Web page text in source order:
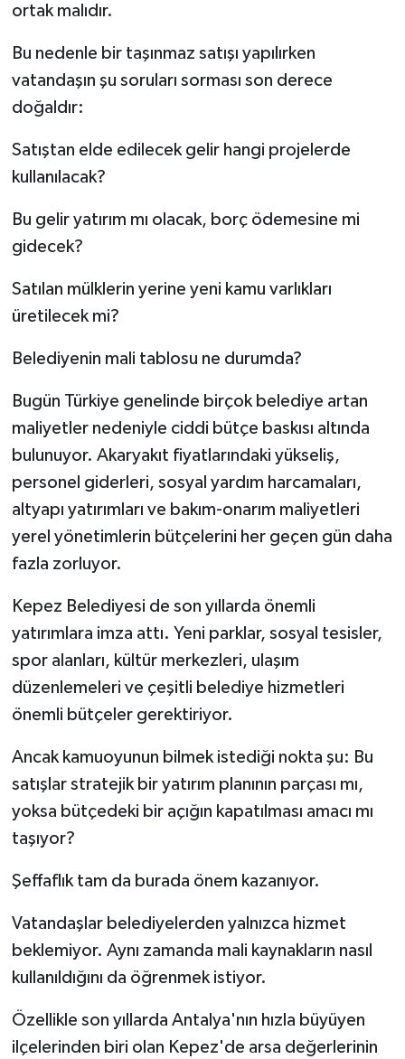
ortak malıdır.
Bu nedenle bir taşınmaz satışı yapılırken
vatandaşın şu soruları sorması son derece
doğaldır:
Satıştan elde edilecek gelir hangi projelerde
kullanılacak?
Bu gelir yatırım mı olacak, borç ödemesine mi
gidecek?
Satılan mülklerin yerine yeni kamu varlıkları
üretilecek mi?
Belediyenin mali tablosu ne durumda?
Bugün Türkiye genelinde birçok belediye artan
maliyetler nedeniyle ciddi bütçe baskısı altında
bulunuyor. Akaryakıt fiyatlarındaki yükseliş,
personel giderleri, sosyal yardım harcamaları,
altyapı yatırımları ve bakım-onarım maliyetleri
yerel yönetimlerin bütçelerini her geçen gün daha
fazla zorluyor.
Kepez Belediyesi de son yıllarda önemli
yatırımlara imza attı. Yeni parklar, sosyal tesisler,
spor alanları, kültür merkezleri, ulaşım
düzenlemeleri ve çeşitli belediye hizmetleri
önemli bütçeler gerektiriyor.
Ancak kamuoyunun bilmek istediği nokta şu: Bu
satışlar stratejik bir yatırım planının parçası mı,
yoksa bütçedeki bir açığın kapatılması amacı mı
taşıyor?
Şeffaflık tam da burada önem kazanıyor.
Vatandaşlar belediyelerden yalnızca hizmet
beklemiyor. Aynı zamanda mali kaynakların nasıl
kullanıldığını da öğrenmek istiyor.
Özellikle son yıllarda Antalya'nın hızla büyüyen
ilçelerinden biri olan Kepez'de arsa değerlerinin